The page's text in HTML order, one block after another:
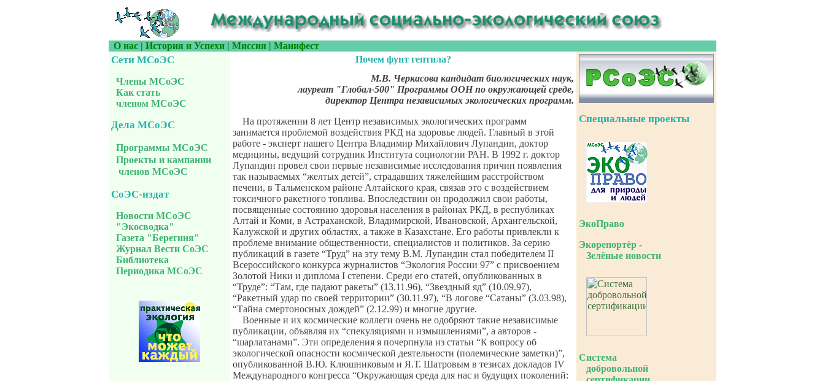
О нас | История и Успехи | Миссия | Манифест
Сети МСоЭС
Члены МСоЭС
Как стать
членом МСоЭС
Дела МСоЭС
Программы МСоЭС
Проекты и кампании
членов МСоЭС
СоЭС-издат
Новости МСоЭС
"Экосводка"
Газета "Берегиня"
Журнал Вести СоЭС
Библиотека
Периодика МСоЭС
Почем фунт гептила?
М.В. Черкасова кандидат биологических наук,
лауреат "Глобал-500" Программы ООН по окружающей среде,
директор Центра независимых экологических программ.
На протяжении 8 лет Центр независимых экологических программ
занимается проблемой воздействия РКД на здоровье людей. Главный в этой
работе - эксперт нашего Центра Владимир Михайлович Лупандин, доктор
медицины, ведущий сотрудник Института социологии РАН. В 1992 г. доктор
Лупандин провел свои первые независимые исследования причин появления
так называемых “желтых детей”, страдавших тяжелейшим расстройством
печени, в Тальменском районе Алтайского края, связав это с воздействием
токсичного ракетного топлива. Впоследствии он продолжил свои работы,
посвященные состоянию здоровья населения в районах РКД, в республиках
Алтай и Коми, в Астраханской, Владимирской, Ивановской, Архангельской,
Калужской и других областях, а также в Казахстане. Его работы привлекли к
проблеме внимание общественности, специалистов и политиков. За серию
публикаций в газете “Труд” на эту тему В.М. Лупандин стал победителем II
Всероссийского конкурса журналистов “Экология России 97” с присвоением
Золотой Ники и диплома I степени. Среди его статей, опубликованных в
“Труде”: “Там, где падают ракеты” (13.11.96), “Звездный яд” (10.09.97),
“Ракетный удар по своей территории” (30.11.97), “В логове “Сатаны” (3.03.98),
“Тайна смертоносных дождей” (2.12.99) и многие другие.
Военные и их космические коллеги очень не одобряют такие независимые
публикации, объявляя их “спекуляциями и измышлениями”, а авторов -
“шарлатанами”. Эти определения я почерпнула из статьи “К вопросу об
экологической опасности космической деятельности (полемические заметки)”,
опубликованной В.Ю. Клюшниковым и Я.Т. Шатровым в тезисах докладов IV
Международного конгресса “Окружающая среда для нас и будущих поколений:
Специальные проекты
ЭкоПраво
Экорепортёр -
Зелёные новости
Система
добровольной